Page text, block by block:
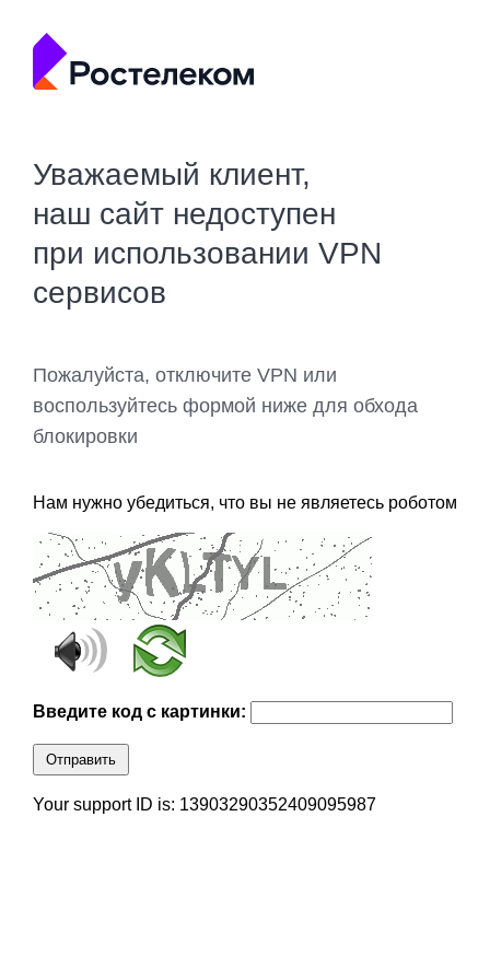
Уважаемый клиент,
наш сайт недоступен
при использовании VPN
сервисов
Пожалуйста, отключите VPN или
воспользуйтесь формой ниже для обхода
блокировки
Нам нужно убедиться, что вы не являетесь роботом
Введите код с картинки:
Отправить
Your support ID is: 13903290352409095987